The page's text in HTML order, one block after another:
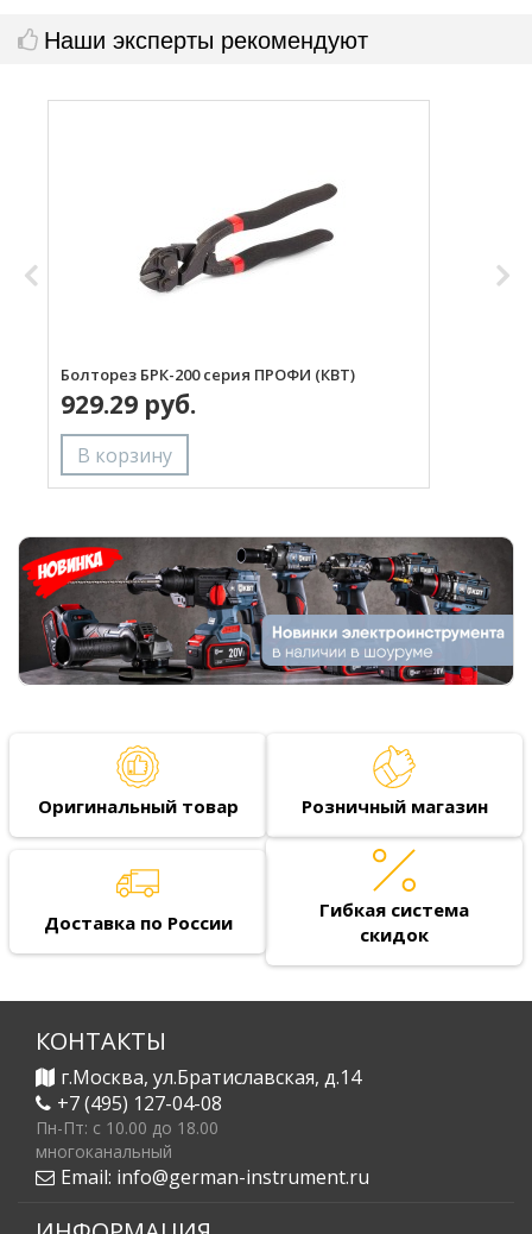
Наши эксперты рекомендуют
Болторез БРК-200 серия ПРОФИ (КВТ)
929.29 руб.
Оригинальный товар Розничный магазин
Доставка по России
Гибкая система
скидок
КОНТАКТЫ
г.Москва, ул.Братиславская, д.14
+7 (495) 127-04-08
Пн-Пт: c 10.00 до 18.00
многоканальный
Email: info@german-instrument.ru